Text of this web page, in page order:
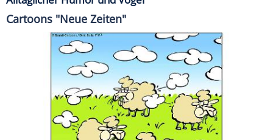
Cartoons "Neue Zeiten"